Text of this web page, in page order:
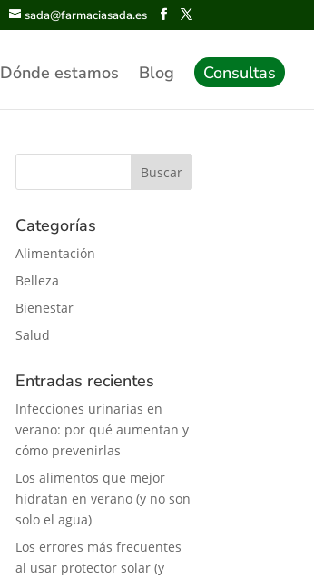
sada@farmaciasada.es
Dónde estamos Blog Consultas
Categorías
Alimentación
Belleza
Bienestar
Salud
Entradas recientes
Infecciones urinarias en
verano: por qué aumentan y
cómo prevenirlas
Los alimentos que mejor
hidratan en verano (y no son
solo el agua)
Los errores más frecuentes
al usar protector solar (y